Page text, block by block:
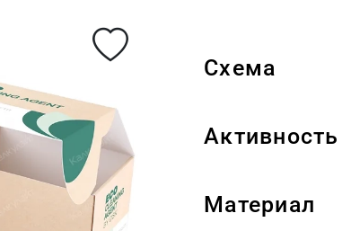
Схема
Активность
Материал